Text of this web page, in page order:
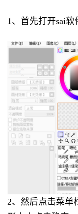
1、首先打开sai软
2、然后点击菜单